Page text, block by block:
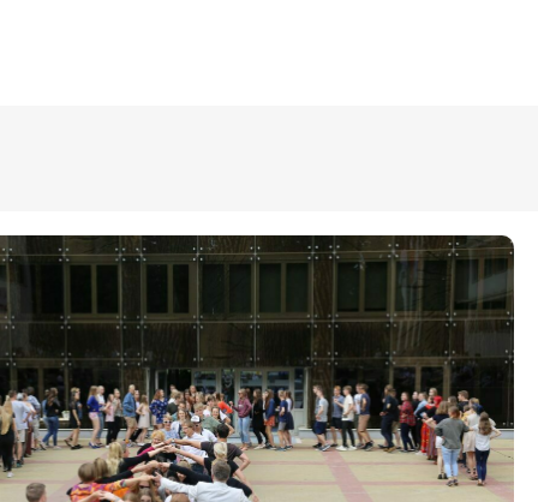
Meie kool
Uudised
Lapsevanemale
Vilistlastele
Toitlustamine
Virtuaaltuur
Õpilasesindus